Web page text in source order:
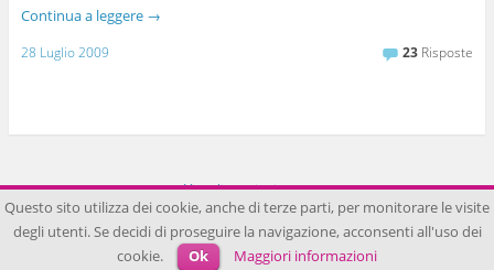
Continua a leggere →
28 Luglio 2009 23 Risposte
Visualizza sito intero
Funziona grazie a WordPress
Questo sito utilizza dei cookie, anche di terze parti, per monitorare le visite
degli utenti. Se decidi di proseguire la navigazione, acconsenti all'uso dei
cookie.
Ok Maggiori informazioni